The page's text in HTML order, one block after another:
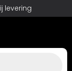
levering